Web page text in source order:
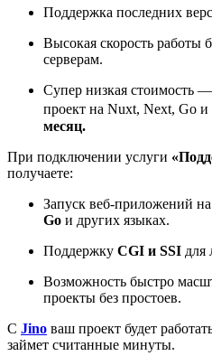
Поддержка последних
Высокая скорость работы
серверам.
Супер низкая стоимость
проект на Nuxt, Next, Go и
месяц.
При подключении услуги
получаете:
Запуск веб-приложений на
Go и других языках.
Поддержку CGI и SSI для
Возможность быстро
проекты без простоев.
С Jino ваш проект будет
займет считанные минуты.